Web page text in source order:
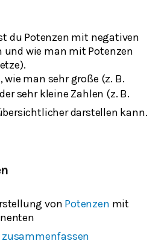
du Potenzen mit negativen
und wie man mit Potenzen
man sehr große (z. B.
sehr kleine Zahlen (z. B.
darstellen kann.
von Potenzen mit
zusammenfassen